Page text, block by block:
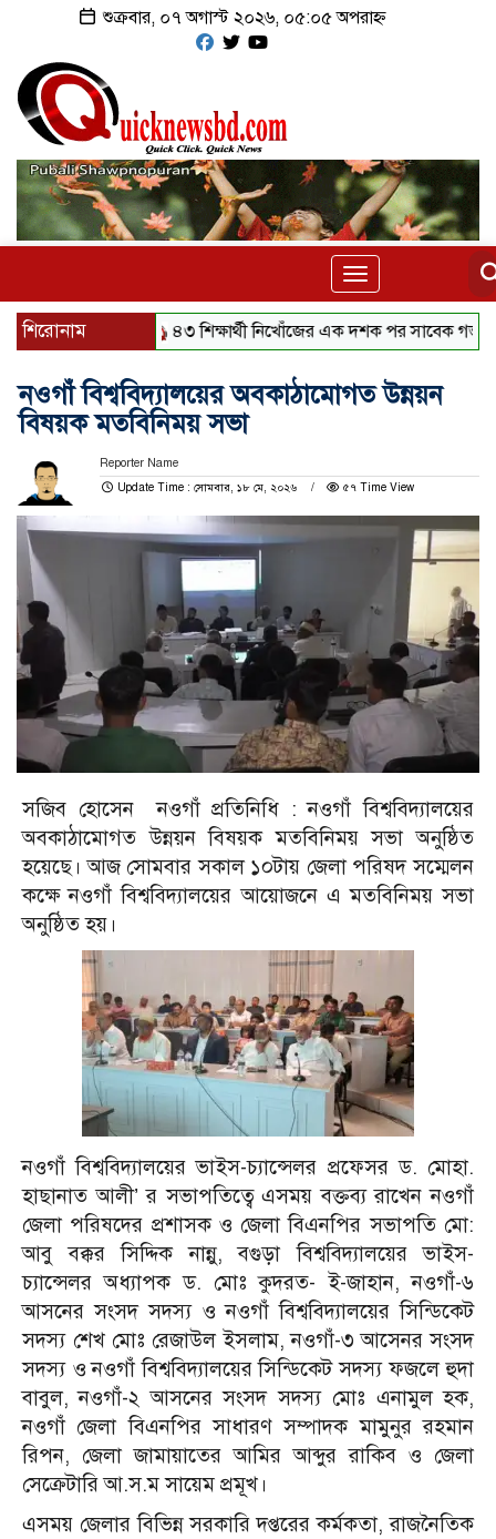
শুক্রবার, ০৭ অগাস্ট ২০২৬, ০৫:০৫ অপরাহ্ন
Toggle
navigation
শিরোনাম ৪৩ শিক্ষার্থী নিখোঁজের এক দশক পর সাবেক গভর্নর
নওগাঁ বিশ্ববিদ্যালয়ের অবকাঠামোগত উন্নয়ন
বিষয়ক মতবিনিময় সভা
Reporter Name
Update Time : সোমবার, ১৮ মে, ২০২৬
৫৭ Time View
সজিব হোসেন নওগাঁ প্রতিনিধি : নওগাঁ বিশ্ববিদ্যালয়ের
অবকাঠামোগত উন্নয়ন বিষয়ক মতবিনিময় সভা অনুষ্ঠিত
হয়েছে। আজ সোমবার সকাল ১০টায় জেলা পরিষদ সম্মেলন
কক্ষে নওগাঁ বিশ্ববিদ্যালয়ের আয়োজনে এ মতবিনিময় সভা
অনুষ্ঠিত হয়।
নওগাঁ বিশ্ববিদ্যালয়ের ভাইস-চ্যান্সেলর প্রফেসর ড. মোহা.
হাছানাত আলী’ র সভাপতিত্বে এসময় বক্তব্য রাখেন নওগাঁ
জেলা পরিষদের প্রশাসক ও জেলা বিএনপির সভাপতি মো:
আবু বক্কর সিদ্দিক নান্নু, বগুড়া বিশ্ববিদ্যালয়ের ভাইস-
চ্যান্সেলর অধ্যাপক ড. মোঃ কুদরত- ই-জাহান, নওগাঁ-৬
আসনের সংসদ সদস্য ও নওগাঁ বিশ্ববিদ্যালয়ের সিন্ডিকেট
সদস্য শেখ মোঃ রেজাউল ইসলাম, নওগাঁ-৩ আসেনর সংসদ
সদস্য ও নওগাঁ বিশ্ববিদ্যালয়ের সিন্ডিকেট সদস্য ফজলে হুদা
বাবুল, নওগাঁ-২ আসনের সংসদ সদস্য মোঃ এনামুল হক,
নওগাঁ জেলা বিএনপির সাধারণ সম্পাদক মামুনুর রহমান
রিপন, জেলা জামায়াতের আমির আব্দুর রাকিব ও জেলা
সেক্রেটারি আ.স.ম সায়েম প্রমূখ।
এসময় জেলার বিভিন্ন সরকারি দপ্তরের কর্মকতা, রাজনৈতিক